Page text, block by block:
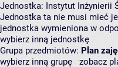
Jednostka: Instytut Inżynierii
Jednostka ta nie musi mieć
jednostka wymieniona w
wybierz inną jednostkę
Grupa przedmiotów: Plan
wybierz inną grupę
zobacz